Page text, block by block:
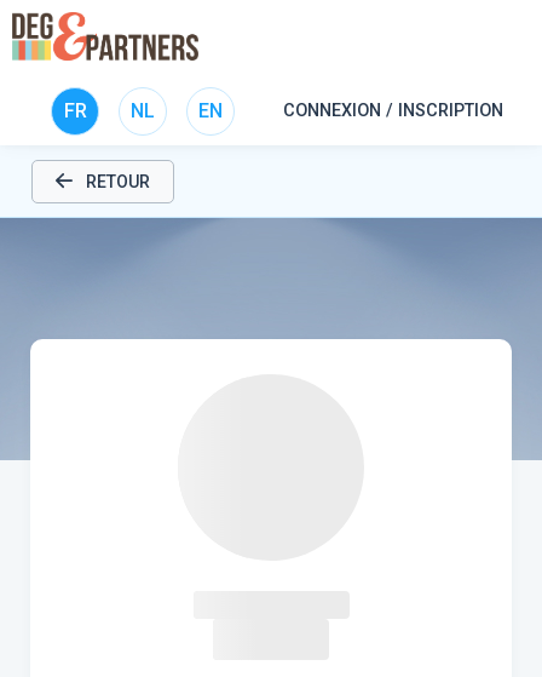
FR NL EN CONNEXION / INSCRIPTION
RETOUR